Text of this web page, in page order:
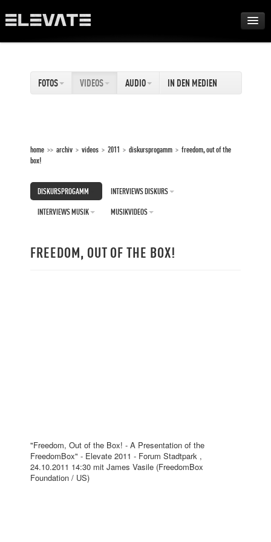
AWARDS
ARCHIV
ABOUT
FOTOS VIDEOS AUDIO IN DEN MEDIEN
home >> archiv > videos > 2011 > diskursprogamm > freedom, out of the
box!
DISKURSPROGAMM INTERVIEWS DISKURS
INTERVIEWS MUSIK MUSIKVIDEOS
FREEDOM, OUT OF THE BOX!
"Freedom, Out of the Box! - A Presentation of the
FreedomBox" - Elevate 2011 - Forum Stadtpark ,
24.10.2011 14:30 mit James Vasile (FreedomBox
Foundation / US)